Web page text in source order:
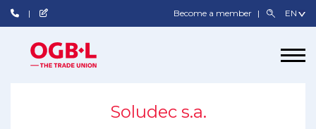
Become a member
Soludec s.a.